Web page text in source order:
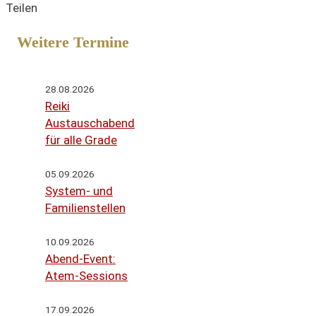
Teilen
Weitere Termine
28.08.2026
Reiki
Austauschabend
für alle Grade
05.09.2026
System- und
Familienstellen
10.09.2026
Abend-Event:
Atem-Sessions
17.09.2026